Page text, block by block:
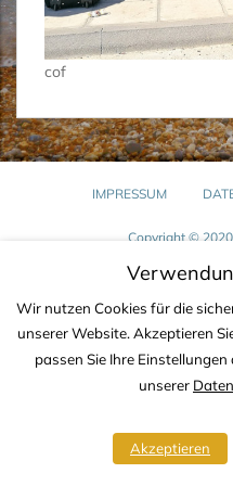
cof
IMPRESSUM
Copyright ©
Wir nutzen Cookies für die
unserer Website. Akzeptieren
passen Sie Ihre
unserer
Akzeptieren